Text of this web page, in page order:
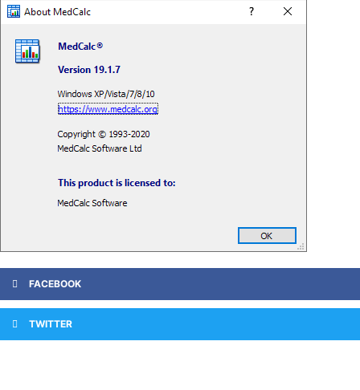
FACEBOOK
TWITTER